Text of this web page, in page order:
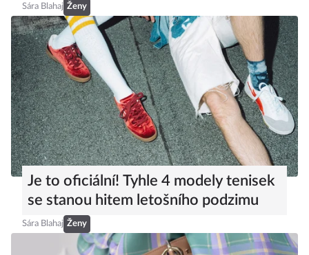
Sára Blahaj Ženy
Je to oficiální! Tyhle 4 modely tenisek
se stanou hitem letošního podzimu
Sára Blahaj Ženy